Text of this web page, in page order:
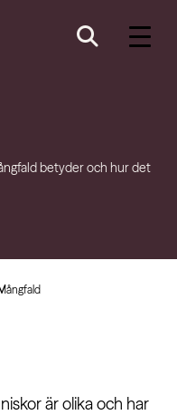
betyder och hur det
är olika och har